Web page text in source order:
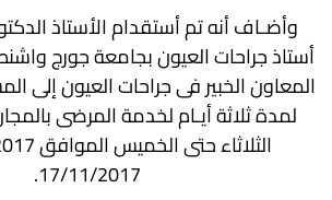
وأضـاف أنه تم أستقدام الأستاذ
أستاذ جراحات العيون بجامعة جورج
المعاون الخبير فى جراحات العيون
لمدة ثلاثة أيـام لخدمة المرضى
17/11/2017.